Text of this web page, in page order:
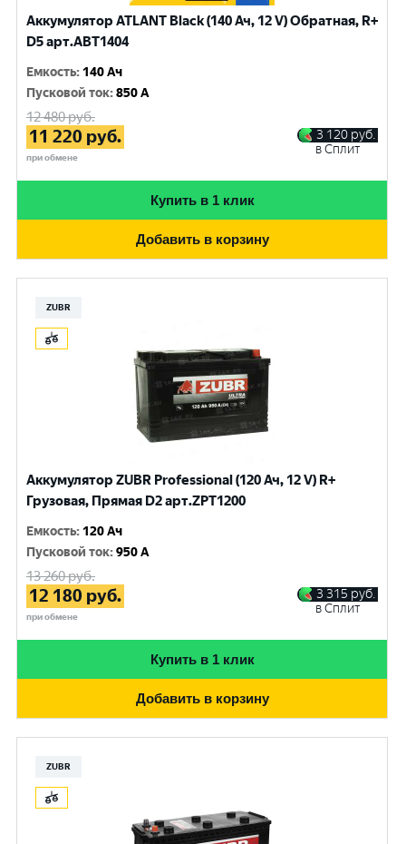
Аккумулятор ATLANT Black (140 Ач, 12 V) Обратная, R+
D5 арт.ABT1404
Емкость: 140 Ач
Пусковой ток:850 A
12 480руб.
11 220 руб.
при обмене
3 120 руб.
в Сплит
Купить в 1 клик
Добавить в корзину
ZUBR
Аккумулятор ZUBR Professional (120 Ач, 12 V) R+
Грузовая, Прямая D2 арт.ZPT1200
Емкость: 120 Ач
Пусковой ток:950 A
13 260руб.
12 180 руб.
при обмене
3 315 руб.
в Сплит
Купить в 1 клик
Добавить в корзину
ZUBR